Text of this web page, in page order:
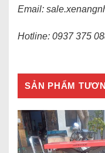
Email:
Hotline: 0937 375
SẢN PHẨM